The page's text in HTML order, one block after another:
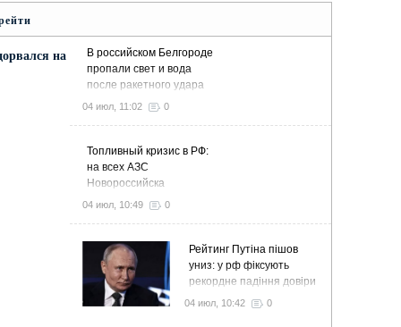
на
В российском Белгороде
пропали свет и вода
после ракетного удара
04 июл, 11:02 0
Топливный кризис в РФ:
на всех АЗС
Новороссийска
закончился бензин
04 июл, 10:49 0
Рейтинг Путіна пішов
униз: у рф фіксують
рекордне падіння довіри
04 июл, 10:42 0